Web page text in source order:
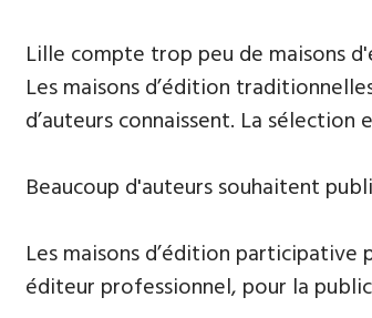
​Lille compte trop peu de maisons
Les maisons d’édition
d’auteurs connaissent. La
Beaucoup d'auteurs souhaitent
Les maisons d’édition
éditeur professionnel, pour la